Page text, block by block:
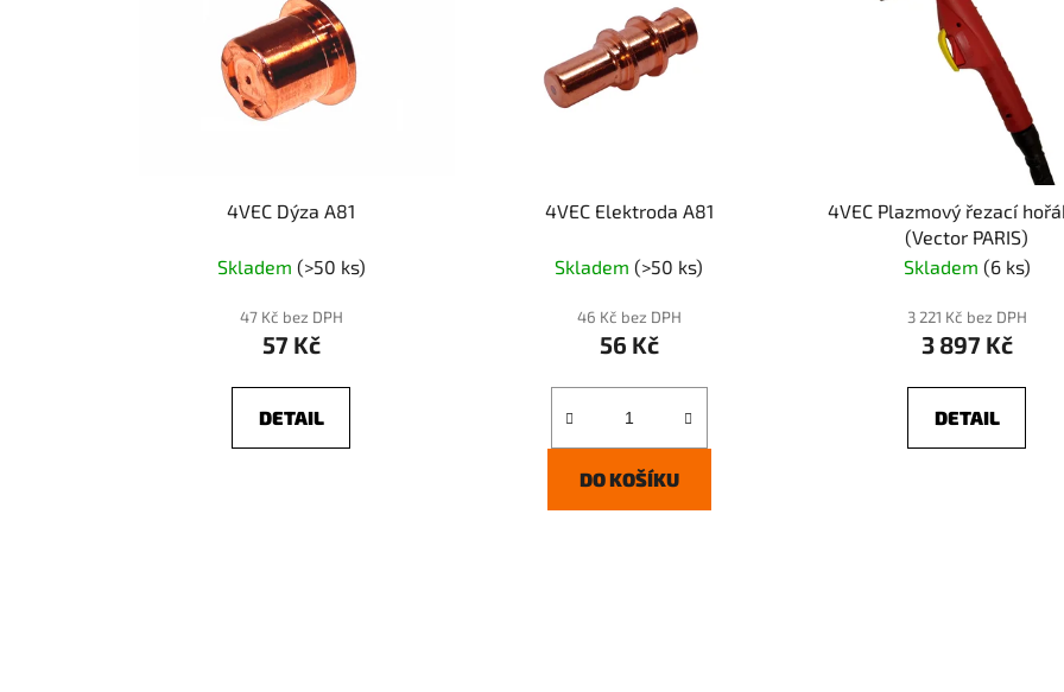
4VEC Dýza A81
Skladem (>50 ks)
47 Kč bez DPH
57 Kč
DETAIL
4VEC Elektroda A81
Skladem(>50 ks)
46 Kč bez DPH
56 Kč
DO KOŠÍKU
4VEC Plazmový řezací
(Vector PARIS)
Skladem (6 ks)
3 221 Kč bez DPH
3 897 Kč
DETAIL